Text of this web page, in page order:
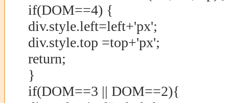
if(DOM==4) {
div.style.left=left+'px';
div.style.top =top+'px';
return;
}
if(DOM==3 || DOM==2){